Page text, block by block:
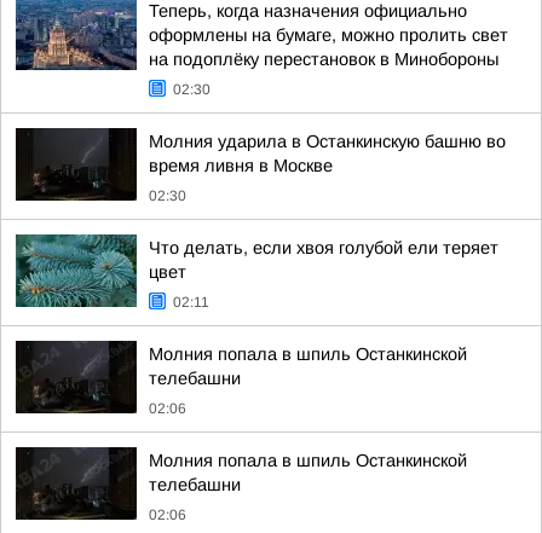
Теперь, когда назначения официально
оформлены на бумаге, можно пролить свет
на подоплёку перестановок в Минобороны
02:30
Молния ударила в Останкинскую башню во
время ливня в Москве
02:30
Что делать, если хвоя голубой ели теряет
цвет
02:11
Молния попала в шпиль Останкинской
телебашни
02:06
Молния попала в шпиль Останкинской
телебашни
02:06